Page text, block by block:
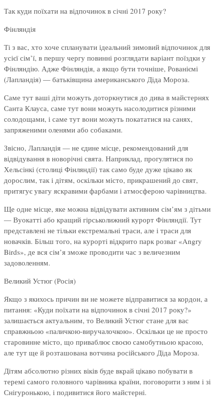
Так куди поїхати на відпочинок в січні 2017 року?
Фінляндія
Ті з вас, хто хоче спланувати ідеальний зимовий відпочинок для
усієї сім’ї, в першу чергу повинні розглядати варіант поїздки у
Фінляндію. Адже Фінляндія, а якщо бути точніше, Рованіємі
(Лапландія) — батьківщина американського Діда Мороза.
Саме тут ваші діти можуть доторкнутися до дива в майстернях
Санта Клауса, саме тут вони можуть насолодитися різними
солодощами, і саме тут вони можуть покататися на санях,
запряженими оленями або собаками.
Звісно, Лапландія — не єдине місце, рекомендований для
відвідування в новорічні свята. Наприклад, прогулятися по
Хельсінкі (столиці Фінляндії) так само буде дуже цікаво як
дорослим, так і дітям, оскільки місто, прикрашений до свят,
притягує увагу яскравими фарбами і атмосферою чарівництва.
Ще одне місце, яке можна відвідувати активним сім’ям з дітьми
— Вуокатті або кращий гірськолижний курорт Фінляндії. Тут
представлені не тільки екстремальні траси, але і траси для
новачків. Більш того, на курорті відкрито парк розваг «Angry
Birds», де вся сім’я зможе проводити час з величезним
задоволенням.
Великий Устюг (Росія)
Якщо з якихось причин ви не можете відправитися за кордон, а
питання: «Куди поїхати на відпочинок в січні 2017 року?»
залишається актуальним, то Великий Устюг стане для вас
справжньою «паличкою-виручалочкою». Оскільки це не просто
старовинне місто, що приваблює своєю самобутньою красою,
але тут ще й розташована вотчина російського Діда Мороза.
Дітям абсолютно різних віків буде вкрай цікаво побувати в
теремі самого головного чарівника країни, поговорити з ним і зі
Снігуронькою, і подивитися його майстерні.